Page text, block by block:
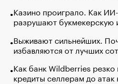
Казино проиграло. Как
разрушают букмекерскую
Выживают сильнейших.
избавляются от лучших
Как банк Wildberries резко
кредиты селлерам до атак